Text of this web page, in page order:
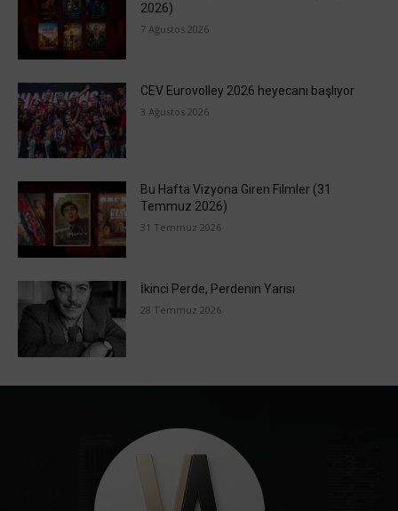
2026)
7 Ağustos 2026
CEV Eurovolley 2026 heyecanı başlıyor
3 Ağustos 2026
Bu Hafta Vizyona Giren Filmler (31
Temmuz 2026)
31 Temmuz 2026
İkinci Perde, Perdenin Yarısı
28 Temmuz 2026